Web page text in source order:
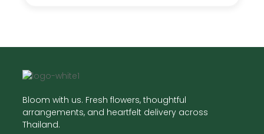
Bloom with us. Fresh flowers, thoughtful
arrangements, and heartfelt delivery across
Thailand.